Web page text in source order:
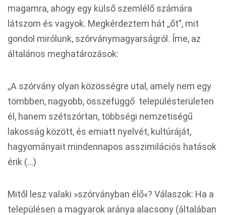
magamra, ahogy egy külső szemlélő számára
látszom és vagyok. Megkérdeztem hát ,,őt”, mit
gondol mirólunk, szórványmagyarságról. Íme, az
általános meghatározások:
,,A szórvány olyan közösségre utal, amely nem egy
tömbben, nagyobb, összefüggő településterületen
él, hanem szétszórtan, többségi nemzetiségű
lakosság között, és emiatt nyelvét, kultúráját,
hagyományait mindennapos asszimilációs hatások
érik (...)
Mitől lesz valaki »szórványban élő«? Válaszok: Ha a
településen a magyarok aránya alacsony (általában